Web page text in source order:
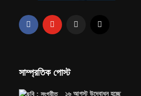
সাম্প্রতিক পোস্ট
১৬ আগস্ট উদ্বোধন হচ্ছে